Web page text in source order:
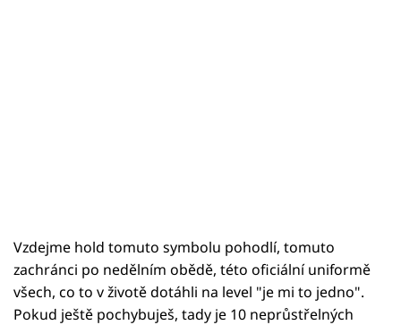
Vzdejme hold tomuto symbolu pohodlí, tomuto
zachránci po nedělním obědě, této oficiální uniformě
všech, co to v životě dotáhli na level "je mi to jedno".
Pokud ještě pochybuješ, tady je 10 neprůstřelných